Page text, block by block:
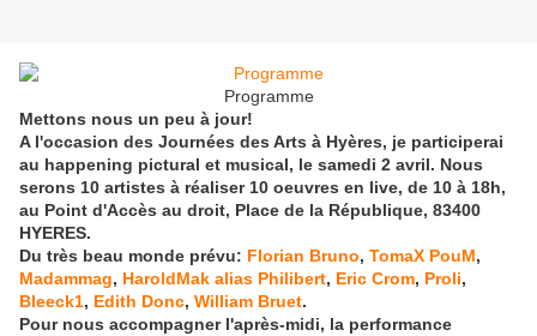
Programme
Mettons nous un peu à jour!
A l'occasion des Journées des Arts à Hyères, je participerai
au happening pictural et musical, le samedi 2 avril. Nous
serons 10 artistes à réaliser 10 oeuvres en live, de 10 à 18h,
au Point d'Accès au droit, Place de la République, 83400
HYERES.
Du très beau monde prévu: Florian Bruno, TomaX PouM,
Madammag, HaroldMak alias Philibert, Eric Crom, Proli,
Bleeck1, Edith Donc, William Bruet.
Pour nous accompagner l'après-midi, la performance